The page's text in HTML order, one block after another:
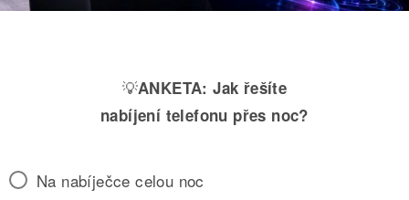
💡ANKETA: Jak řešíte
nabíjení telefonu přes noc?
Na nabíječce celou noc